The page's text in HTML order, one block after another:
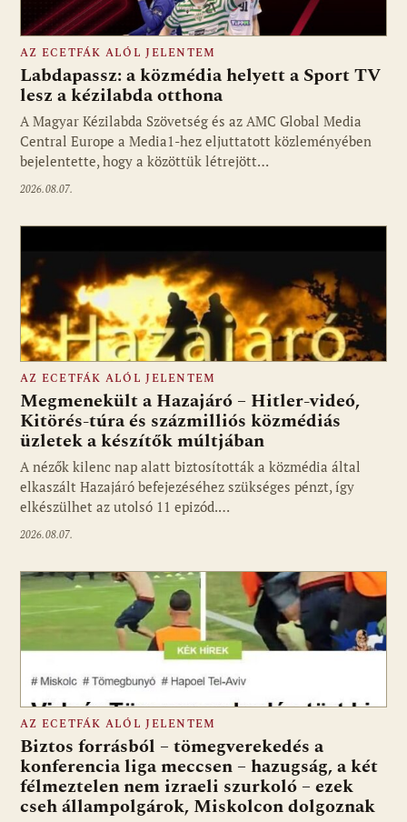
Fotó: media1.hu
AZ ECETFÁK ALÓL JELENTEM
Labdapassz: a közmédia helyett a Sport TV
lesz a kézilabda otthona
A Magyar Kézilabda Szövetség és az AMC Global Media
Central Europe a Media1-hez eljuttatott közleményében
bejelentette, hogy a közöttük létrejött…
2026.08.07.
Fotó: media1.hu
AZ ECETFÁK ALÓL JELENTEM
Megmenekült a Hazajáró – Hitler-videó,
Kitörés-túra és százmilliós közmédiás
üzletek a készítők múltjában
A nézők kilenc nap alatt biztosították a közmédia által
elkaszált Hazajáró befejezéséhez szükséges pénzt, így
elkészülhet az utolsó 11 epizód.…
2026.08.07.
AZ ECETFÁK ALÓL JELENTEM
Biztos forrásból – tömegverekedés a
konferencia liga meccsen – hazugság, a két
félmeztelen nem izraeli szurkoló – ezek
cseh állampolgárok, Miskolcon dolgoznak